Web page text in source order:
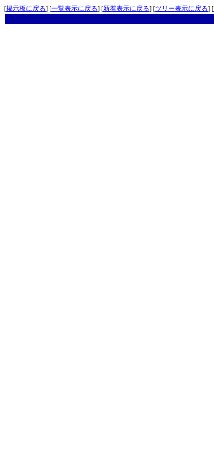
[掲示板に戻る] [一覧表示に戻る] [新着表示に戻る] [ツリー表示に戻る] [